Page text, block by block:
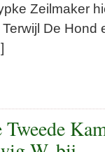
Zeilmaker
De Hond